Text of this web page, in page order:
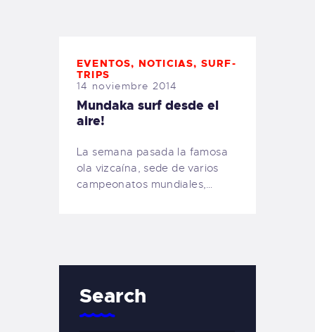
EVENTOS, NOTICIAS, SURF-
TRIPS
14 noviembre 2014
Mundaka surf desde el
aire!
La semana pasada la famosa
ola vizcaína, sede de varios
campeonatos mundiales,…
Search